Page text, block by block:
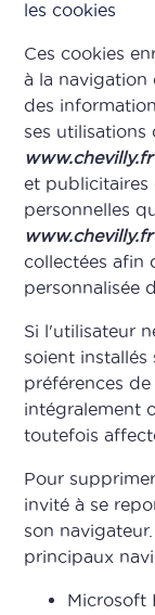
les cookies
Ces cookies
à la navigation
des
ses utilisations
www.chevilly.fr
et publicitaires
personnelles
www.chevilly.fr
collectées afin
personnalisée
Si l'utilisateur
soient
préférences
intégralement
toutefois
Pour
invité à se
son
principaux
Microsoft